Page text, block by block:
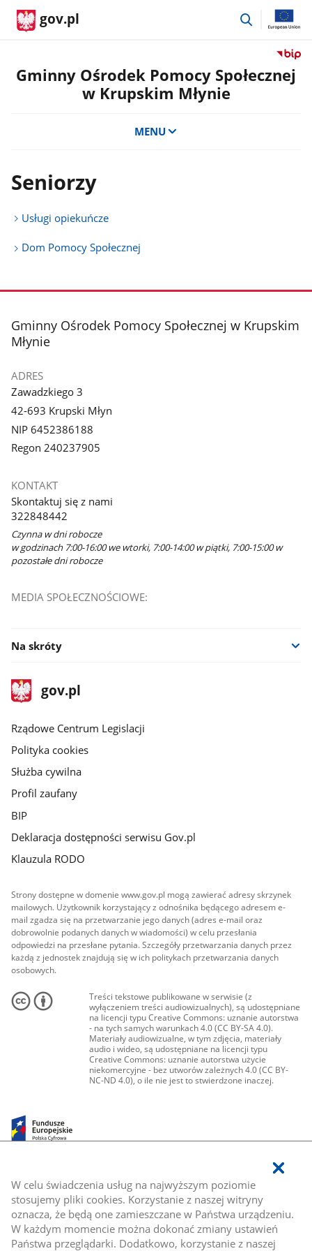
W celu świadczenia usług na najwyższym poziomie
stosujemy pliki cookies. Korzystanie z naszej witryny
oznacza, że będą one zamieszczane w Państwa urządzeniu.
W każdym momencie można dokonać zmiany ustawień
Państwa przeglądarki. Dodatkowo, korzystanie z naszej
gov.pl
przejdź
Przejdź
do
Gminny Ośrodek Pomocy Społecznej
w Krupskim Młynie
MENU
Seniorzy
Usługi opiekuńcze
Dom Pomocy Społecznej
stopka
Gminny Ośrodek Pomocy Społecznej w Krupskim
Młynie
ADRES
Zawadzkiego 3
42-693 Krupski Młyn
NIP 6452386188
Regon 240237905
KONTAKT
Skontaktuj się z nami
322848442
Czynna w dni robocze
w godzinach 7:00-16:00 we wtorki, 7:00-14:00 w piątki, 7:00-15:00 w
pozostałe dni robocze
MEDIA SPOŁECZNOŚCIOWE:
Na skróty
stopka
gov.plStrona
gov.pl
Rządowe Centrum Legislacji
Polityka cookies
Służba cywilna
Profil zaufany
BIP
Deklaracja dostępności serwisu Gov.pl
Klauzula RODO
Strony dostępne w domenie www.gov.pl mogą zawierać adresy skrzynek
mailowych. Użytkownik korzystający z odnośnika będącego adresem e-
mail zgadza się na przetwarzanie jego danych (adres e-mail oraz
dobrowolnie podanych danych w wiadomości) w celu przesłania
odpowiedzi na przesłane pytania. Szczegóły przetwarzania danych przez
każdą z jednostek znajdują się w ich politykach przetwarzania danych
osobowych.
Treści tekstowe publikowane w serwisie (z
wyłączeniem treści audiowizualnych), są udostępniane
na licencji typu Creative Commons: uznanie autorstwa
- na tych samych warunkach 4.0 (CC BY-SA 4.0).
Materiały audiowizualne, w tym zdjęcia, materiały
audio i wideo, są udostępniane na licencji typu
Creative Commons: uznanie autorstwa użycie
niekomercyjne - bez utworów zależnych 4.0 (CC BY-
NC-ND 4.0), o ile nie jest to stwierdzone inaczej.